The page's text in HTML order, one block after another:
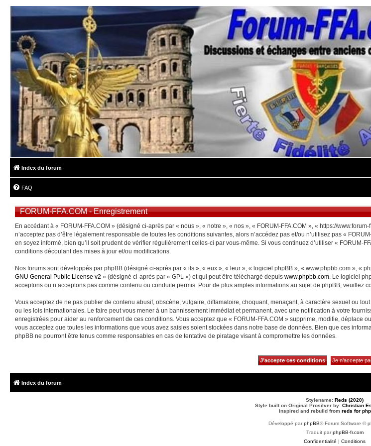
Index du forum
FAQ
FORUM-FFA.COM - Enregistrement
En accédant à « FORUM-FFA.COM » (désigné ci-après par « nous », « notre », « nos », « FORUM-FFA.COM », « https://
n’acceptez pas d’être légalement responsable de toutes les conditions suivantes, alors n’accédez pas et/ou n’utilisez pas «
en soyez informé, bien qu’il soit prudent de vérifier régulièrement celles-ci par vous-même. Si vous continuez d’utiliser «
conditions découlant des mises à jour et/ou modifications.
Nos forums sont développés par phpBB (désigné ci-après par « ils », « eux », « leur », « logiciel phpBB », « www.phpbb.com », «
GNU General Public License v2 » (désigné ci-après par « GPL ») et qui peut être téléchargé depuis www.phpbb.com. Le logiciel
acceptons ou n’acceptons pas comme contenu ou conduite permis. Pour de plus amples informations au sujet de phpBB, veuillez
Vous acceptez de ne pas publier de contenu abusif, obscène, vulgaire, diffamatoire, choquant, menaçant, à caractère sexuel ou
ou les lois internationales. Le faire peut vous mener à un bannissement immédiat et permanent, avec une notification à votre
enregistrées pour aider au renforcement de ces conditions. Vous acceptez que « FORUM-FFA.COM » supprime, modifie, déplace
vous acceptez que toutes les informations que vous avez saisies soient stockées dans notre base de données. Bien que ces
phpBB ne pourront être tenus comme responsables en cas de tentative de piratage visant à compromettre les données.
Index du forum
Stylename: Reds (2020)
Style built on Original Prosilver by: Christian
inspired and rebuild from reds for
Développé parphpBB® Forum Software ©
Traduit parphpBB-fr.com
Confidentialité | Conditions